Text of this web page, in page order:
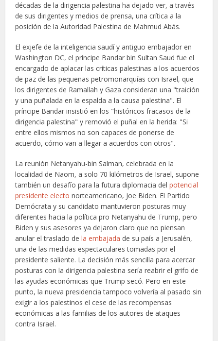
décadas de la dirigencia palestina ha dejado ver, a través
de sus dirigentes y medios de prensa, una crítica a la
posición de la Autoridad Palestina de Mahmud Abás.
El exjefe de la inteligencia saudí y antiguo embajador en
Washington DC, el príncipe Bandar bin Sultan Saud fue el
encargado de aplacar las críticas palestinas a los acuerdos
de paz de las pequeñas petromonarquías con Israel, que
los dirigentes de Ramallah y Gaza consideran una "traición
y una puñalada en la espalda a la causa palestina". El
príncipe Bandar insistió en los "históricos fracasos de la
dirigencia palestina" y removió el puñal en la herida: "Si
entre ellos mismos no son capaces de ponerse de
acuerdo, cómo van a llegar a acuerdos con otros".
La reunión Netanyahu-bin Salman, celebrada en la
localidad de Naom, a solo 70 kilómetros de Israel, supone
también un desafío para la futura diplomacia delpotencial
presidente electo norteamericano, Joe Biden. El Partido
Demócrata y su candidato mantuvieron posturas muy
diferentes hacia la política pro Netanyahu de Trump, pero
Biden y sus asesores ya dejaron claro que no piensan
anular el traslado dela embajada de su país a Jerusalén,
una de las medidas espectaculares tomadas por el
presidente saliente. La decisión más sencilla para acercar
posturas con la dirigencia palestina sería reabrir el grifo de
las ayudas económicas que Trump secó. Pero en este
punto, la nueva presidencia tampoco volvería al pasado sin
exigir a los palestinos el cese de las recompensas
económicas a las familias de los autores de ataques
contra Israel.